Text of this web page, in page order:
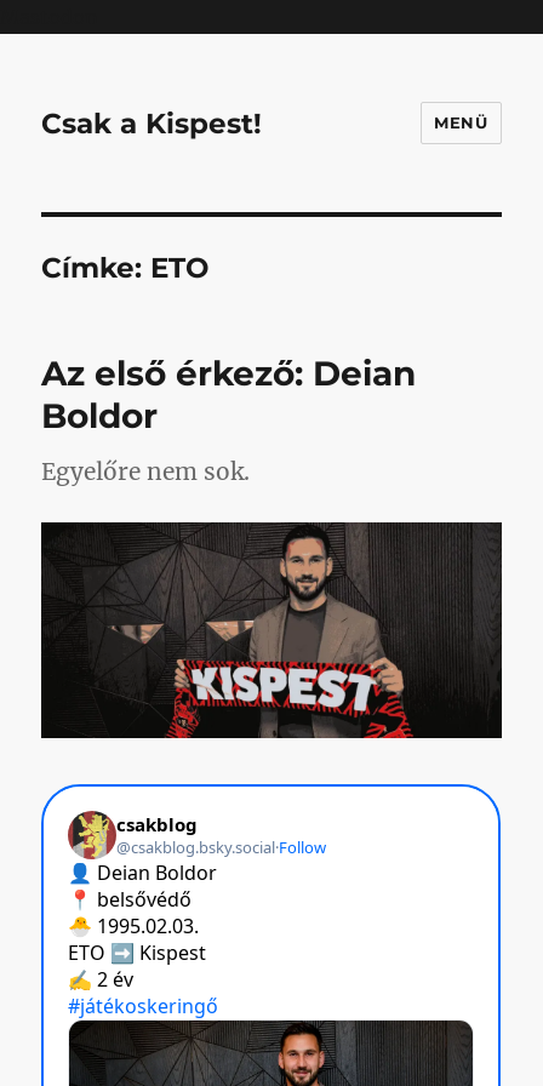
Csak a Kispest! MENÜ
Címke: ETO
Az első érkező: Deian
Boldor
Egyelőre nem sok.